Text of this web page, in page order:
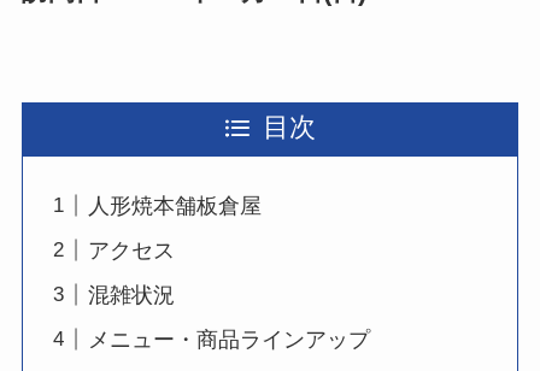
目次
人形焼本舗板倉屋
アクセス
混雑状況
メニュー・商品ラインアップ